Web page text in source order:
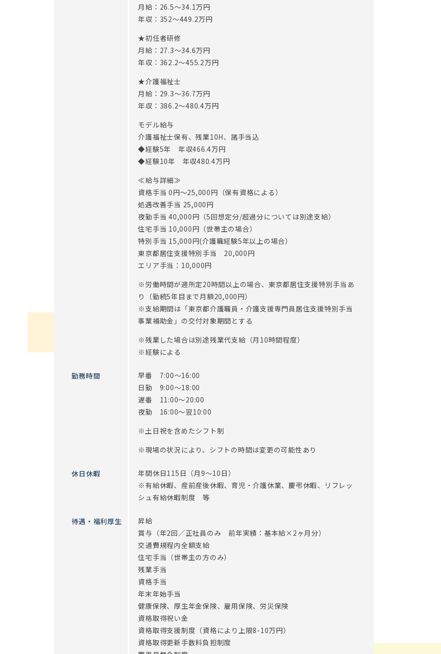
月給：26.5〜34.1万円
年収：352〜449.2万円
★初任者研修
月給：27.3〜34.6万円
年収：362.2〜455.2万円
★介護福祉士
月給：29.3〜36.7万円
年収：386.2〜480.4万円
モデル給与
介護福祉士保有、残業10H、諸手当込
◆経験5年 年収466.4万円
◆経験10年 年収480.4万円
≪給与詳細≫
資格手当 0円～25,000円（保有資格による）
処遇改善手当 25,000円
夜勤手当 40,000円（5回想定分/超過分については別途支給）
住宅手当 10,000円（世帯主の場合）
特別手当 15,000円(介護職経験5年以上の場合）
東京都居住支援特別手当 20,000円
エリア手当：10,000円
※労働時間が週所定20時間以上の場合、東京都居住支援特別手当あ
り（勤続5年目まで月額20,000円）
※支給期間は「東京都介護職員・介護支援専門員居住支援特別手当
事業補助金」の交付対象期間とする
※残業した場合は別途残業代支給（月10時間程度）
※経験による
勤務時間
早番 7:00～16:00
日勤 9:00～18:00
遅番 11:00～20:00
夜勤 16:00～翌10:00
※土日祝を含めたシフト制
※現場の状況により、シフトの時間は変更の可能性あり
休日休暇
年間休日115日（月9～10日）
※有給休暇、産前産後休暇、育児・介護休業、慶弔休暇、リフレッ
シュ有給休暇制度 等
待遇・福利厚生
昇給
賞与（年2回／正社員のみ 前年実績：基本給×2ヶ月分）
交通費規程内全額支給
住宅手当（世帯主の方のみ）
残業手当
資格手当
年末年始手当
健康保険、厚生年金保険、雇用保険、労災保険
資格取得祝い金
資格取得支援制度（資格により上限8-10万円）
資格取得更新手数料負担制度